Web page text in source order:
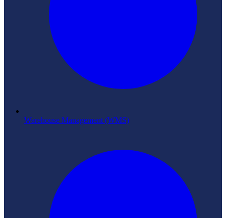
Warehouse Management (WMS)